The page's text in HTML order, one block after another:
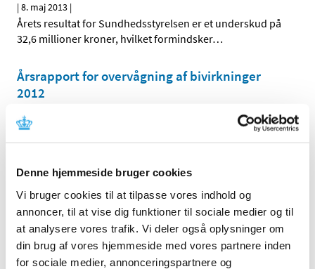
Denne hjemmeside bruger cookies
Vi bruger cookies til at tilpasse vores indhold og
annoncer, til at vise dig funktioner til sociale medier og til
at analysere vores trafik. Vi deler også oplysninger om
din brug af vores hjemmeside med vores partnere inden
for sociale medier, annonceringspartnere og
|8. maj 2013 |
Årets resultat for Sundhedsstyrelsen er et underskud på
32,6 millioner kroner, hvilket formindsker…
Årsrapport for overvågning af bivirkninger
2012
10. april 2013
Årsrapporten for overvågning af bivirkninger giver et
indblik i en del af det arbejde, Sundhedsstyrelsen har…
Årsrapport for 2012 - aktiviteter på området
medicinsk udstyr
|9. april 2013|
Sundhedsstyrelsens arbejde med medicinsk udstyr i 2012
med fokus på hændelsesindberetninger, markante…